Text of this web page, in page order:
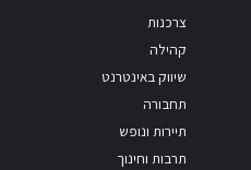
צרכנות
קהילה
שיווק באינטרנט
תחבורה
תיירות ונופש
תרבות וחינוך